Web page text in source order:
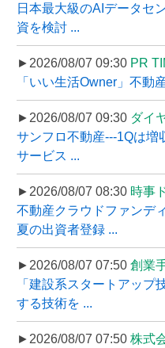
日本最大級のAIデータセ
資を検討 ...
►2026/08/07 09:30 PR
「いい生活Owner」不動
►2026/08/07 09:30 ダイ
サンフロ不動産---1Qは増
サービス ...
►2026/08/07 08:30 時事
不動産クラウドファンデ
夏の出資者登録 ...
►2026/08/07 07:50 創業
「建設系スタートアップ
する技術を ...
►2026/08/07 07:50 株式